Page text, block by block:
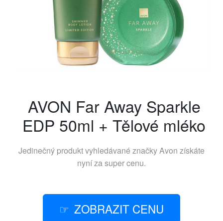
AVON Far Away Sparkle
EDP 50ml + Tělové mléko
Jedinečný produkt vyhledávané značkyAvon získáte
nyní za super cenu.
ZOBRAZIT CENU